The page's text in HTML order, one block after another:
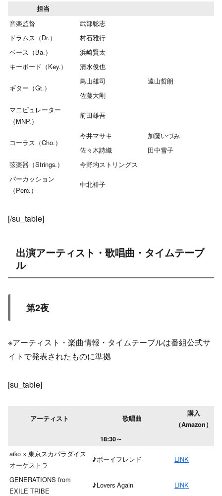
担当
音楽監督
武部聡志
ドラムス（Dr.）
村石雅行
ベース（Ba.）
浜崎賢太
キーボード（Key.）
清水俊也
ギター（Gt.）
鳥山雄司
遠山哲朗
佐藤大剛
マニピュレーター
（MNP.）
前田雄吾
コーラス（Cho.）
今井マサキ
加藤いづみ
佐々木詩織
田中雪子
弦楽器（Strings.）
今野均ストリングス
パーカッション
（Perc.）
中北裕子
[/su_table]
出演アーティスト・歌唱曲・タイムテーブ
ル
第2夜
※アーティスト・楽曲情報・タイムテーブルは番組公式サ
イトで発表されたものに準拠
[su_table]
アーティスト 歌唱曲
購入
（Amazon）
18:30～
aiko × 東京スカパラダイス
オーケストラ
♪ボーイフレンド LINK
GENERATIONS from
EXILE TRIBE
♪Lovers Again LINK